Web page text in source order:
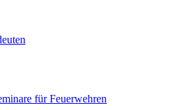
für Feuerwehren